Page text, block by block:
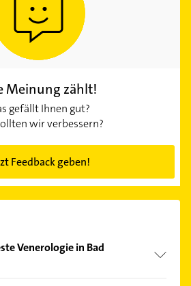
Meinung zählt!
gefällt Ihnen gut?
wir verbessern?
Feedback geben!
Venerologie in Bad